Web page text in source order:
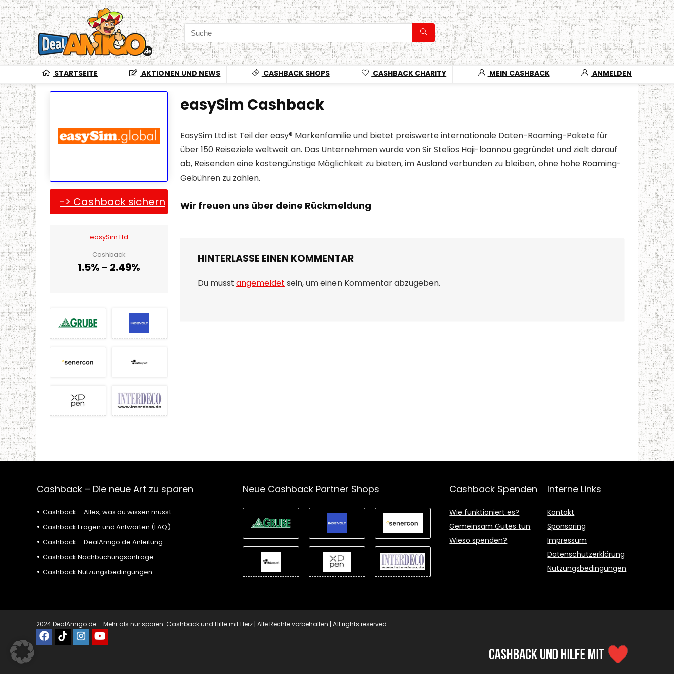
STARTSEITE AKTIONEN UND NEWS CASHBACK SHOPS CASHBACK CHARITY MEIN CASHBACK ANMELDEN
-> Cashback sichern
easySim Ltd
Cashback
1.5% - 2.49%
easySim Cashback
EasySim Ltd ist Teil der easy® Markenfamilie und bietet preiswerte internationale Daten-Roaming-Pakete für
über 150 Reiseziele weltweit an. Das Unternehmen wurde von Sir Stelios Haji-loannou gegründet und zielt darauf
ab, Reisenden eine kostengünstige Möglichkeit zu bieten, im Ausland verbunden zu bleiben, ohne hohe Roaming-
Gebühren zu zahlen.
Wir freuen uns über deine Rückmeldung
HINTERLASSE EINEN KOMMENTAR
Du musst angemeldet sein, um einen Kommentar abzugeben.
Cashback – Die neue Art zu sparen
Cashback – Alles, was du wissen musst
Cashback Fragen und Antworten (FAQ)
Cashback – DealAmigo.de Anleitung
Cashback Nachbuchungsanfrage
Cashback Nutzungsbedingungen
Neue Cashback Partner Shops Cashback Spenden
Wie funktioniert es?
Gemeinsam Gutes tun
Wieso spenden?
Interne Links
Kontakt
Sponsoring
Impressum
Datenschutzerklärung
Nutzungsbedingungen
2024 DealAmigo.de – Mehr als nur sparen: Cashback und Hilfe mit Herz | Alle Rechte vorbehalten | All rights reserved